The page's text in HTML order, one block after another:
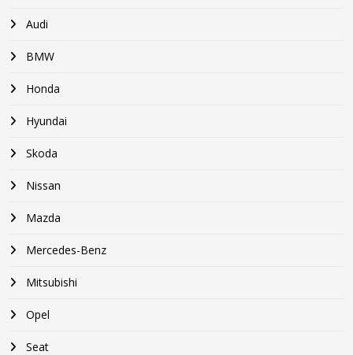
Audi
BMW
Honda
Hyundai
Skoda
Nissan
Mazda
Mercedes-Benz
Mitsubishi
Opel
Seat